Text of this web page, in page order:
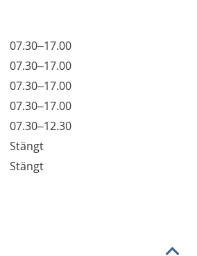
07.30–17.00
07.30–17.00
07.30–17.00
07.30–17.00
07.30–12.30
Stängt
Stängt